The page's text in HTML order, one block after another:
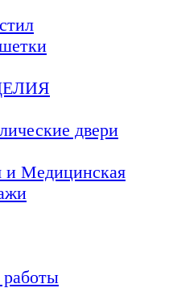
двери
и Медицинская